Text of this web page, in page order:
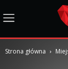
Strona główna